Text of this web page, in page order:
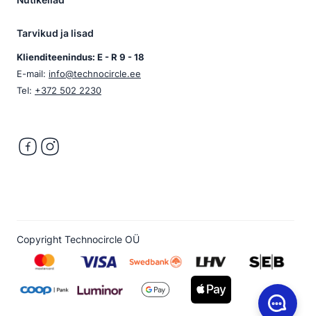
Tarvikud ja lisad
Klienditeenindus: E - R 9 - 18
E-mail: info@technocircle.ee
Tel: +372 502 2230
Copyright Technocircle OÜ